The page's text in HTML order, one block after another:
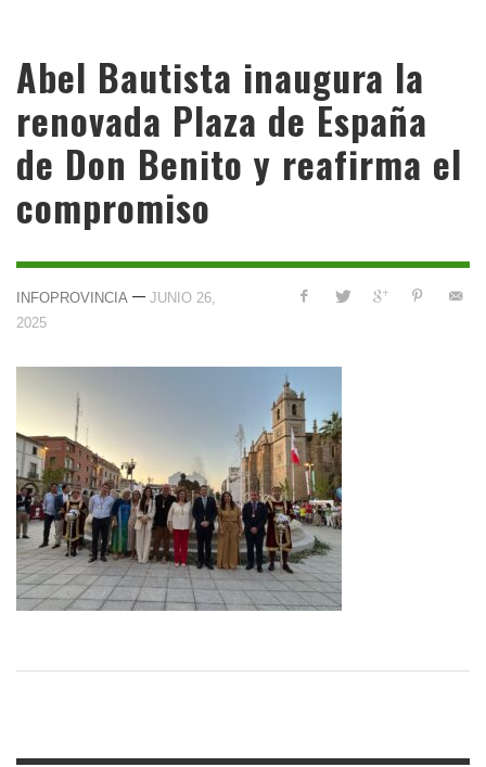
Abel Bautista inaugura la
renovada Plaza de España
de Don Benito y reafirma el
compromiso
INFOPROVINCIA — JUNIO 26,
2025